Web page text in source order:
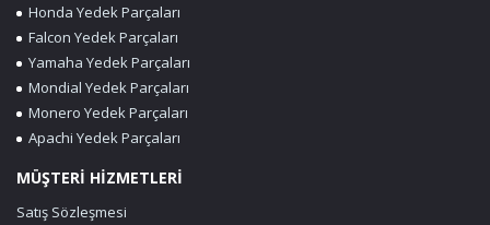
Honda Yedek Parçaları
Falcon Yedek Parçaları
Yamaha Yedek Parçaları
Mondial Yedek Parçaları
Monero Yedek Parçaları
Apachi Yedek Parçaları
MÜŞTERİ HİZMETLERİ
Satış Sözleşmesi